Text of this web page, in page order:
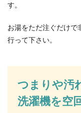
す。
お湯をただ注ぐだけで
行って下さい。
つまりや汚
洗濯機を空